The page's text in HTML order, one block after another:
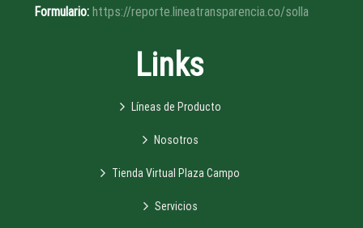
Formulario: https://reporte.lineatransparencia.co/solla
Links
Líneas de Producto
Nosotros
Tienda Virtual Plaza Campo
Servicios